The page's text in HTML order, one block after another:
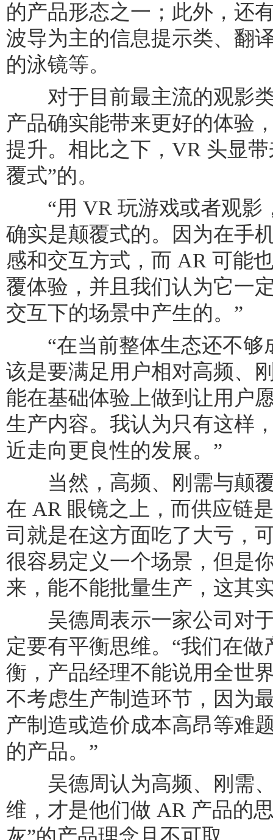
的产品形态之一；此外，还
波导为主的信息提示类、翻
的泳镜等。
对于目前最主流的观影类
产品确实能带来更好的体验
提升。相比之下，VR 头显
覆式”的。
“用 VR 玩游戏或者观影
确实是颠覆式的。因为在手
感和交互方式，而 AR 可能
覆体验，并且我们认为它一
交互下的场景中产生的。”
“在当前整体生态还不够
该是要满足用户相对高频、
能在基础体验上做到让用户
生产内容。我认为只有这样
近走向更良性的发展。”
当然，高频、刚需与颠覆
在 AR 眼镜之上，而供应链
司就是在这方面吃了大亏，
很容易定义一个场景，但是
来，能不能批量生产，这其
吴德周表示一家公司对于
定要有平衡思维。“我们在
衡，产品经理不能说用全世
不考虑生产制造环节，因为
产制造或造价成本高昂等难
的产品。”
吴德周认为高频、刚需、
维，才是他们做 AR 产品的